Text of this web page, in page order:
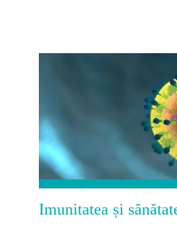
Imunitatea și